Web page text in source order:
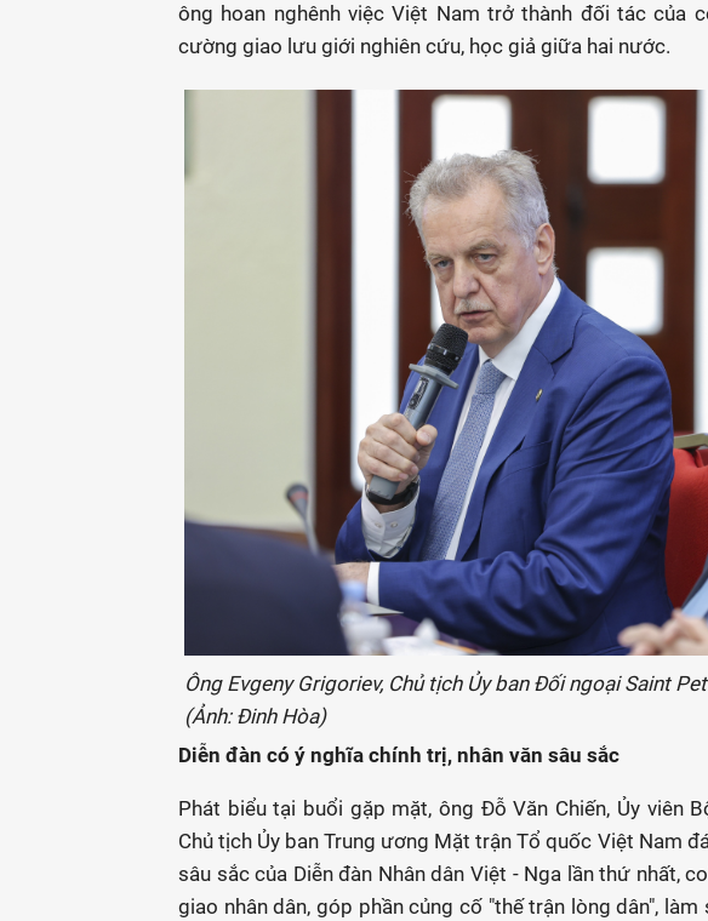
ông hoan nghênh việc Việt Nam trở thành đối tác của
cường giao lưu giới nghiên cứu, học giả giữa hai nước.
Ông Evgeny Grigoriev, Chủ tịch Ủy ban Đối ngoại Saint
(Ảnh: Đinh Hòa)
Diễn đàn có ý nghĩa chính trị, nhân văn sâu sắc
Phát biểu tại buổi gặp mặt, ông Đỗ Văn Chiến, Ủy viên
Chủ tịch Ủy ban Trung ương Mặt trận Tổ quốc Việt Nam
sâu sắc của Diễn đàn Nhân dân Việt - Nga lần thứ nhất,
giao nhân dân, góp phần củng cố "thế trận lòng dân",